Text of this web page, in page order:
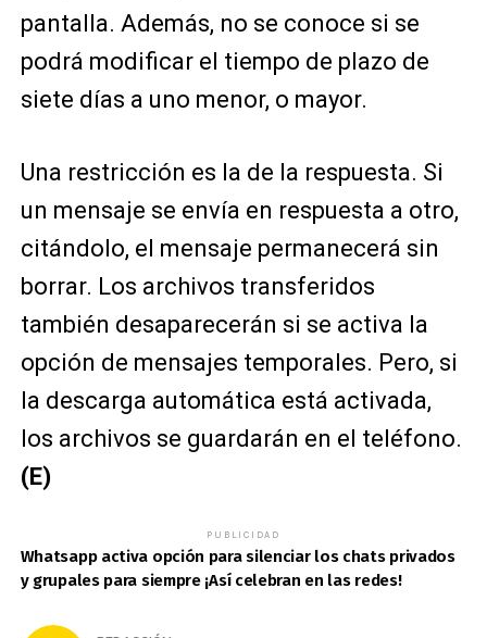
pantalla. Además, no se conoce si se
podrá modificar el tiempo de plazo de
siete días a uno menor, o mayor.
Una restricción es la de la respuesta. Si
un mensaje se envía en respuesta a otro,
citándolo, el mensaje permanecerá sin
borrar. Los archivos transferidos
también desaparecerán si se activa la
opción de mensajes temporales. Pero, si
la descarga automática está activada,
los archivos se guardarán en el teléfono.
(E)
PUBLICIDAD
Whatsapp activa opción para silenciar los chats privados
y grupales para siempre ¡Así celebran en las redes!